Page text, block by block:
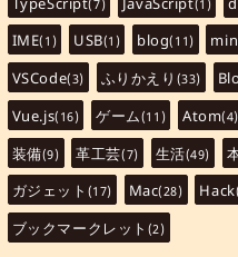
(7) (1)
IME(1) USB(1) blog(11)
VSCode(3) ふりかえり (33)
Vue.js(16) ゲーム(11) Atom(4)
装備(9) 革工芸(7) 生活(49)
ガジェット (17) Mac(28) Hack
ブックマークレット (2)